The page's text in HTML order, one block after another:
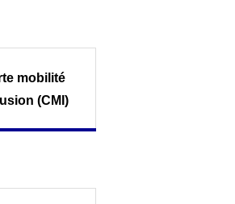
mobilité
(CMI)